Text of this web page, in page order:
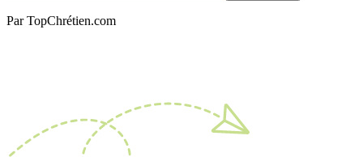
Par TopChrétien.com